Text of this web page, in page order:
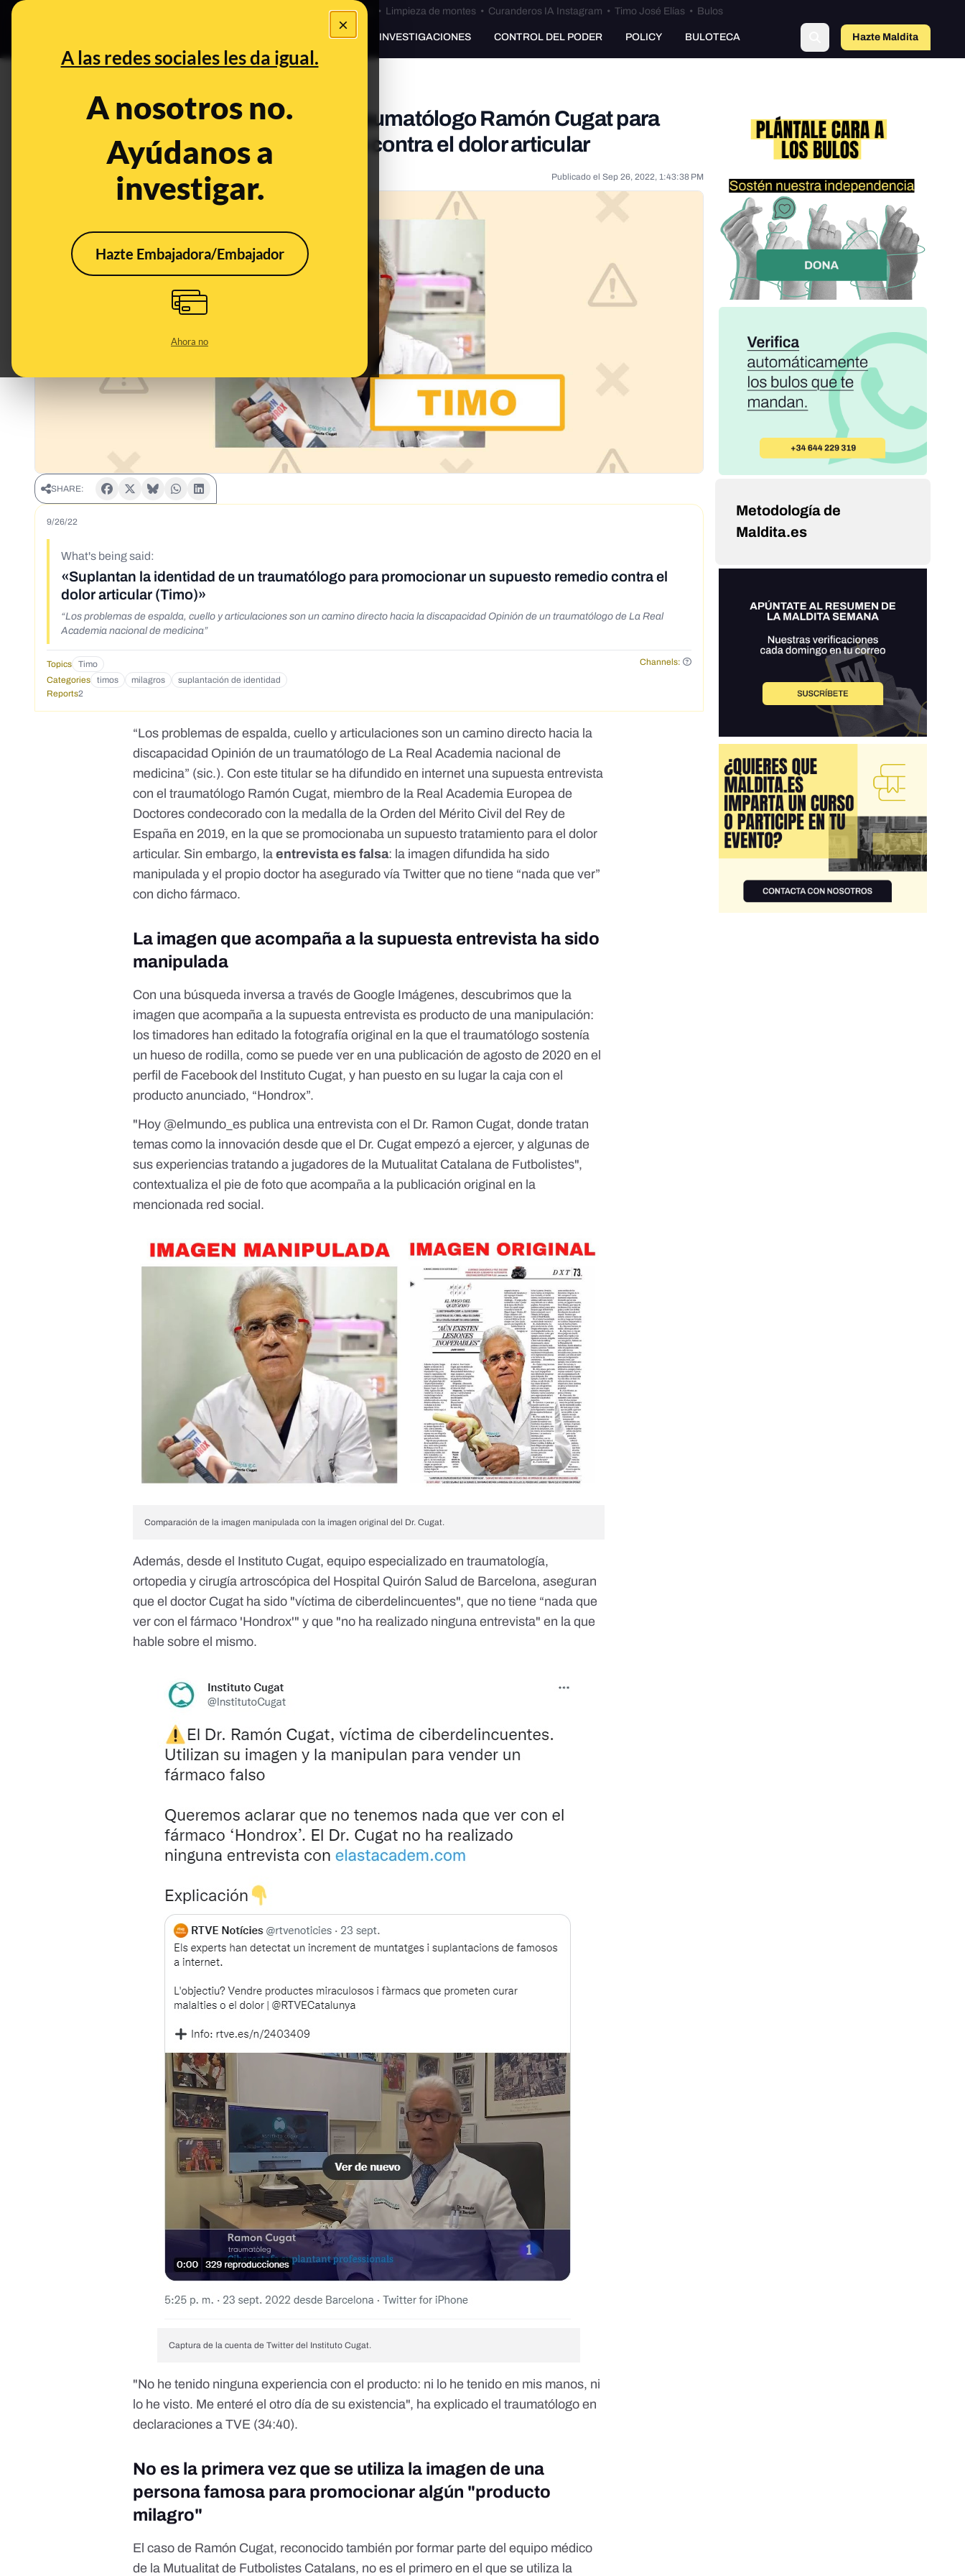
×
A las redes sociales les da igual.
A nosotros no.
Ayúdanos a
investigar.
Hazte Embajadora/Embajador
Ahora no
Bulos Ceuta • Limpieza de montes• Curanderos IA Instagram • Timo José Elías• Bulos
PREBUNKING INVESTIGACIONES CONTROL DEL PODER POLICY BULOTECA Hazte Maldito
Cómo suplantan la identidad del traumatólogo Ramón Cugat para
promocionar un supuesto remedio contra el dolor articular
Publicado el Sep 26, 2022, 1:43:38 PM
SHARE:
9/26/22
What's being said:
«Suplantan la identidad de un traumatólogo para promocionar un supuesto remedio contra el
dolor articular (Timo)»
“Los problemas de espalda, cuello y articulaciones son un camino directo hacia la discapacidad Opinión de un traumatólogo de La Real
Academia nacional de medicina”
Topics Timo
Channels:
Categories
timos milagros
suplantación de identidad
Reports2
“Los problemas de espalda, cuello y articulaciones son un camino directo hacia la
discapacidad Opinión de un traumatólogo de La Real Academia nacional de
medicina” (sic.). Con este titular se ha difundido en internet una supuesta entrevista
con el traumatólogo Ramón Cugat, miembro de la Real Academia Europea de
Doctores condecorado con la medalla de la Orden del Mérito Civil del Rey de
Españaen 2019, en la que se promocionaba un supuesto tratamiento para el dolor
articular. Sin embargo, laentrevista es falsa: la imagen difundida ha sido
manipulada y el propio doctor ha aseguradovía Twitter que no tiene “nada que ver”
con dicho fármaco.
La imagen que acompaña a la supuesta entrevista ha sido
manipulada
Con una búsqueda inversa a través de Google Imágenes, descubrimos que la
imagen que acompaña a la supuesta entrevista es producto de una manipulación:
los timadores han editado la fotografía original en la que el traumatólogo sostenía
un hueso de rodilla, como se puede ver en una publicación de agosto de 2020en el
perfil de Facebook del Instituto Cugat, y han puesto en su lugar la caja con el
producto anunciado, “Hondrox”.
"Hoy @elmundo_es publica una entrevista con el Dr. Ramon Cugat, donde tratan
temas como la innovación desde que el Dr. Cugat empezó a ejercer, y algunas de
sus experiencias tratando a jugadores de la Mutualitat Catalana de Futbolistes",
contextualiza el pie de foto que acompaña a la publicación original en la
mencionada red social.
Comparación de la imagen manipulada con la imagen original del Dr. Cugat.
Además, desde el Instituto Cugat, equipo especializado en traumatología,
ortopedia y cirugía artroscópica del Hospital Quirón Salud de Barcelona,aseguran
que el doctor Cugat ha sido "víctima de ciberdelincuentes", que no tiene “nada que
ver con el fármaco 'Hondrox'" y que "no ha realizado ninguna entrevista" en la que
hable sobre el mismo.
Captura de la cuenta de Twitter del Instituto Cugat.
"No he tenido ninguna experiencia con el producto: ni lo he tenido en mis manos, ni
lo he visto. Me enteré el otro día de su existencia", ha explicado el traumatólogo en
declaraciones a TVE (34:40).
No es la primera vez que se utiliza la imagen de una
persona famosa para promocionar algún "producto
milagro"
El caso de Ramón Cugat, reconocido también por formar parte del equipo médico
de la Mutualitat de Futbolistes Catalans, no es el primero en el que se utiliza la
Metodología de
Maldita.es